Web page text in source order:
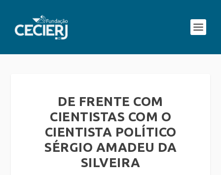
DE FRENTE COM
CIENTISTAS COM O
CIENTISTA POLÍTICO
SÉRGIO AMADEU DA
SILVEIRA